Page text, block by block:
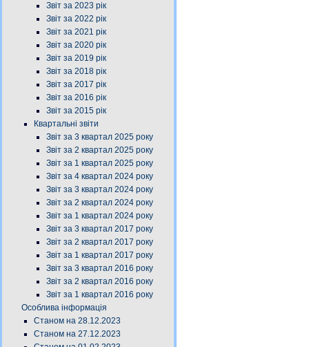
Звіт за 2023 рік
Звіт за 2022 рік
Звіт за 2021 рік
Звіт за 2020 рік
Звіт за 2019 рік
Звіт за 2018 рік
Звіт за 2017 рік
Звіт за 2016 рік
Звіт за 2015 рік
Квартальні звіти
Звіт за 3 квартал 2025 року
Звіт за 2 квартал 2025 року
Звіт за 1 квартал 2025 року
Звіт за 4 квартал 2024 року
Звіт за 3 квартал 2024 року
Звіт за 2 квартал 2024 року
Звіт за 1 квартал 2024 року
Звіт за 3 квартал 2017 року
Звіт за 2 квартал 2017 року
Звіт за 1 квартал 2017 року
Звіт за 3 квартал 2016 року
Звіт за 2 квартал 2016 року
Звіт за 1 квартал 2016 року
Особлива інформація
Станом на 28.12.2023
Станом на 27.12.2023